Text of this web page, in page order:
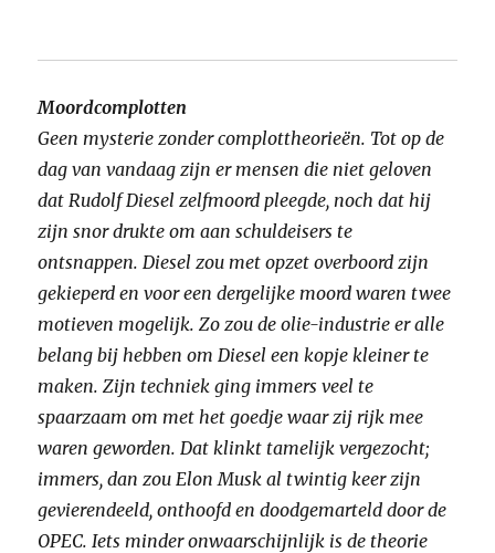
Moordcomplotten
Geen mysterie zonder complottheorieën. Tot op de
dag van vandaag zijn er mensen die niet geloven
dat Rudolf Diesel zelfmoord pleegde, noch dat hij
zijn snor drukte om aan schuldeisers te
ontsnappen. Diesel zou met opzet overboord zijn
gekieperd en voor een dergelijke moord waren twee
motieven mogelijk. Zo zou de olie-industrie er alle
belang bij hebben om Diesel een kopje kleiner te
maken. Zijn techniek ging immers veel te
spaarzaam om met het goedje waar zij rijk mee
waren geworden. Dat klinkt tamelijk vergezocht;
immers, dan zou Elon Musk al twintig keer zijn
gevierendeeld, onthoofd en doodgemarteld door de
OPEC. Iets minder onwaarschijnlijk is de theorie